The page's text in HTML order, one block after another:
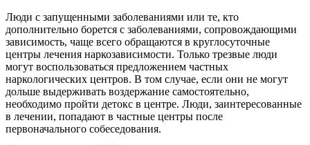
Люди с запущенными заболеваниями или те, кто
дополнительно борется с заболеваниями, сопровождающими
зависимость, чаще всего обращаются в круглосуточные
центры лечения наркозависимости. Только трезвые люди
могут воспользоваться предложением частных
наркологических центров. В том случае, если они не могут
дольше выдерживать воздержание самостоятельно,
необходимо пройти детокс в центре. Люди, заинтересованные
в лечении, попадают в частные центры после
первоначального собеседования.